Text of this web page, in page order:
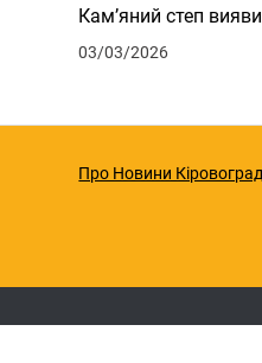
Кам’яний степ
03/03/2026
Про Новини